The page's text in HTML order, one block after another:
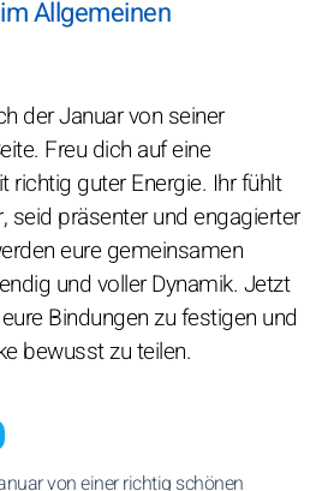
Allgemeinen
der Januar von seiner
Freu dich auf eine
richtig guter Energie. Ihr fühlt
seid präsenter und engagierter
eure gemeinsamen
und voller Dynamik. Jetzt
Bindungen zu festigen und
bewusst zu teilen.
von einer richtig schönen